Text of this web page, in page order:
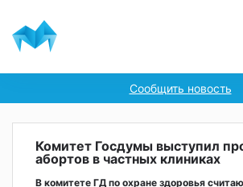
Сообщить новость
Комитет Госдумы выступил
абортов в частных клиниках
В комитете ГД по охране здоровья